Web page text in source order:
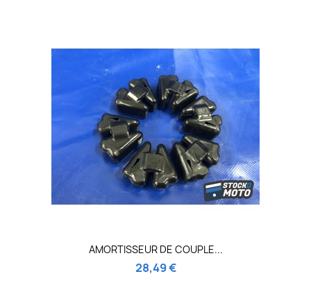
AMORTISSEUR DE COUPLE...
28,49 €